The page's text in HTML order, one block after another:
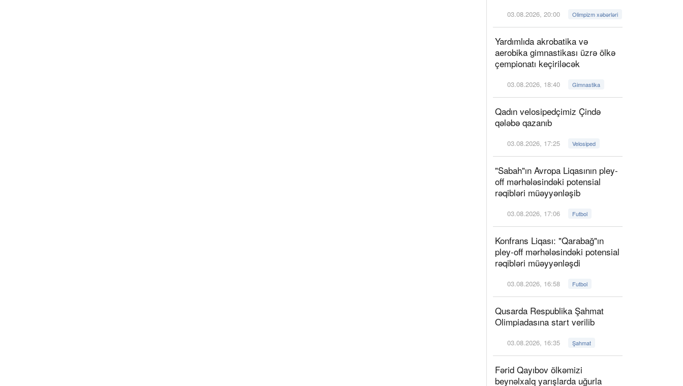
03.08.2026, 20:00 Olimpizm xəbərləri
Yardımlıda akrobatika və
aerobika gimnastikası üzrə ölkə
çempionatı keçiriləcək
03.08.2026, 18:40 Gimnastika
Qadın velosipedçimiz Çində
qələbə qazanıb
03.08.2026, 17:25 Velosiped
"Sabah"ın Avropa Liqasının pley-
off mərhələsindəki potensial
rəqibləri müəyyənləşib
03.08.2026, 17:06 Futbol
Konfrans Liqası: "Qarabağ"ın
pley-off mərhələsindəki potensial
rəqibləri müəyyənləşdi
03.08.2026, 16:58 Futbol
Qusarda Respublika Şahmat
Olimpiadasına start verilib
03.08.2026, 16:35 Şahmat
Fərid Qayıbov ölkəmizi
beynəlxalq yarışlarda uğurla